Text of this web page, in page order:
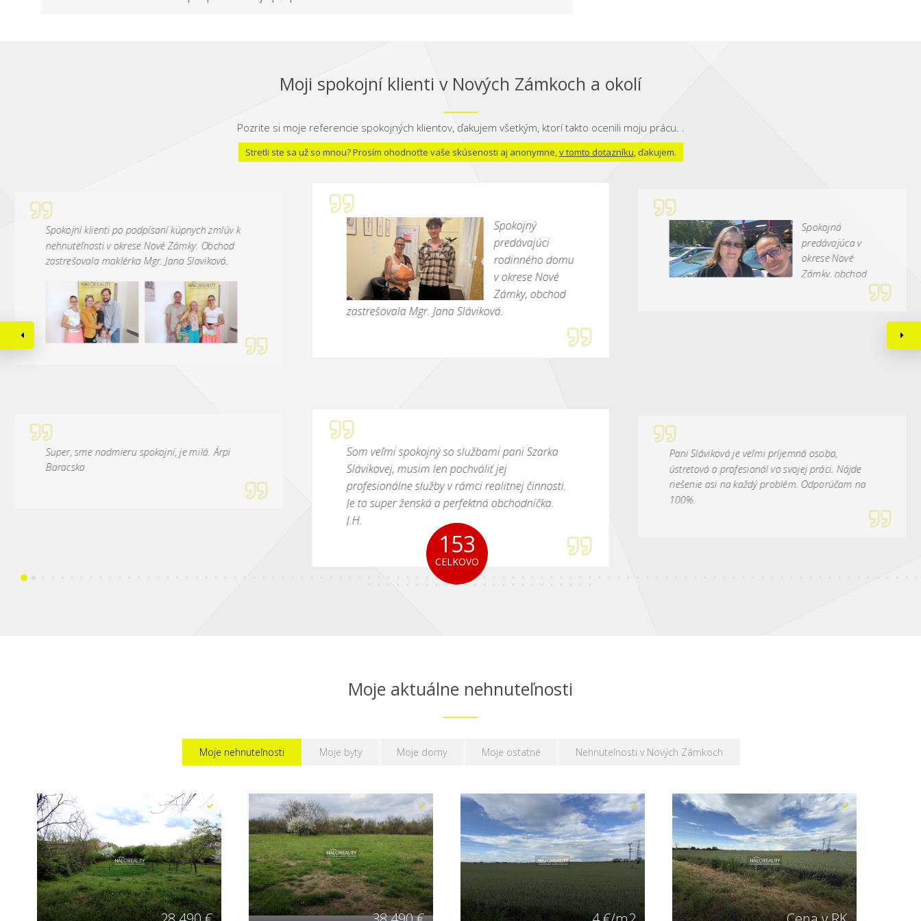
Moji spokojní klienti v Nových Zámkoch a okolí
Pozrite si moje referencie spokojných klientov, ďakujem všetkým, ktorí takto ocenili moju prácu. .
Stretli ste sa už so mnou? Prosím ohodnoťte vaše skúsenosti aj anonymne,v tomto dotazníku, ďakujem.
Spokojní klienti po podpísaní kúpnych zmlúv k
nehnuteľnosti v okrese Nové Zámky. Obchod
zastrešovala maklérka Mgr. Jana Slaviková.
Spokojný
predávajúci
rodinného domu
v okrese Nové
Zámky, obchod
zastrešovala Mgr. Jana Sláviková.
Spokojná
predávajúca v
okrese Nové
Zámky, obchod
Super, sme nadmieru spokojní, je milá. Árpi
Baracska
Som veľmi spokojný so službami pani Szarka
Slávikovej, musim len pochváliť jej
profesionálne služby v rámci realitnej činnosti.
Je to super ženská a perfektná obchodníčka.
J.H.
Pani Sláviková je veľmi príjemná osoba,
ústretová a profesionál vo svojej práci. Nájde
riešenie asi na každý problém. Odporúčam na
100%.
153
CELKOVO
Moje aktuálne nehnuteľnosti
Moje nehnuteľnosti Moje byty Moje domy Moje ostatné Nehnuteľnosti v Nových Zámkoch